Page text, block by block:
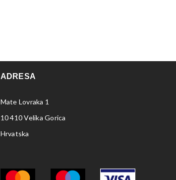
ADRESA
Mate Lovraka 1
10 410 Velika Gorica
Hrvatska